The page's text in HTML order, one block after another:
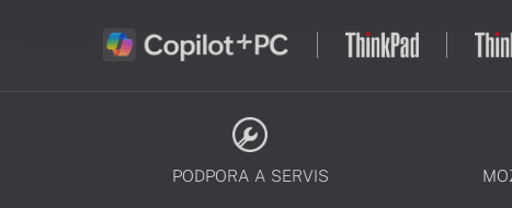
PODPORA A SERVIS